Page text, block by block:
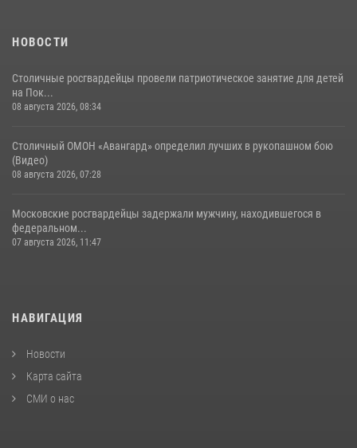
НОВОСТИ
Столичные росгвардейцы провели патриотическое занятие для детей
на Пок...
08 августа 2026, 08:34
Столичный ОМОН «Авангард» определил лучших в рукопашном бою
(Видео)
08 августа 2026, 07:28
Московские росгвардейцы задержали мужчину, находившегося в
федеральном...
07 августа 2026, 11:47
НАВИГАЦИЯ
Новости
Карта сайта
СМИ о нас